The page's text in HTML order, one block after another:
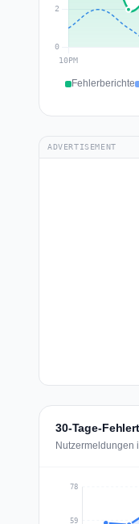
Fehlerberichte
ADVERTISEMENT
30-Tage-
Nutzermeldungen
59
78